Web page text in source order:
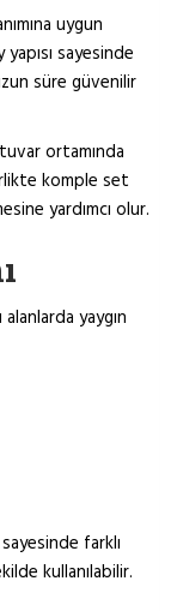
uygun
sayesinde
süre güvenilir
ortamında
komple set
yardımcı olur.
alanlarda yaygın
farklı
kullanılabilir.